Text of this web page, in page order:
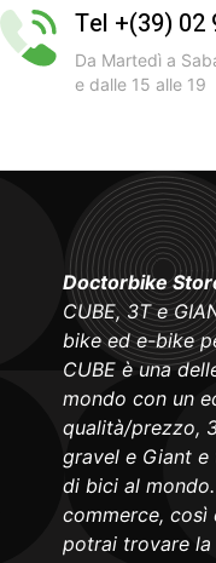
Tel +(39) 02
Da Martedì a
e dalle 15 alle 19
Doctorbike
CUBE, 3T e
bike ed e-bike
CUBE è una
mondo con un
qualità/prezzo,
gravel e Giant
di bici al
commerce, così
potrai trovare